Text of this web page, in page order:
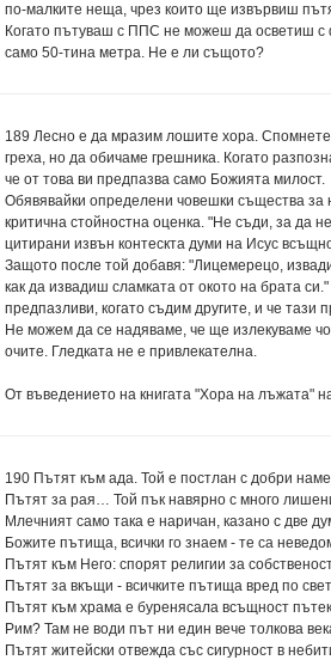
по-малките неща, чрез които ще извървиш
Когато пътуваш с ППС не можеш да осветиш с
само 50-тина метра. Не е ли същото?
189 Лесно е да мразим лошите хора.
греха, но да обичаме грешника. Когато
че от това ви предпазва само Божията милост.
Обявявайки определени човешки същества за
критична стойностна оценка. "Не съди, за да
цитирани извън контескта думи на Исус
Защото после той добавя: "Лицемерецо,
как да извадиш сламката от окото на брата
предпазливи, когато съдим другите, и че тази
Не можем да се надяваме, че ще излекуваме
очите. Гледката не е привлекателна.
От въведението на книгата "Хора на лъжата"
190 Пътят към ада. Той е постлан с добри
Пътят за рая… Той пък навярно с много
Млечният само така е наричан, казано с две
Божите пътища, всички го знаем - те са
Пътят към Него: спорят религии за
Пътят за вкъщи - всичките пътища вред по
Пътят към храма е буренясала всъщност
Рим? Там не води път ни един вече толкова
Пътят житейски отвежда със сигурност в